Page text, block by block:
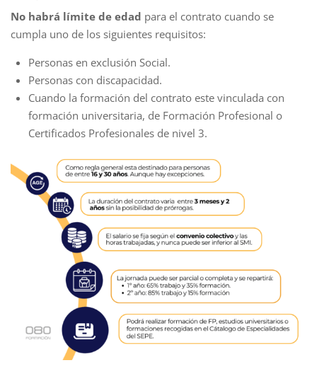
No habrá límite de edad para el contrato cuando se
cumpla uno de los siguientes requisitos:
Personas en exclusión Social.
Personas con discapacidad.
Cuando la formación del contrato este vinculada con
formación universitaria, de Formación Profesional o
Certificados Profesionales de nivel 3.